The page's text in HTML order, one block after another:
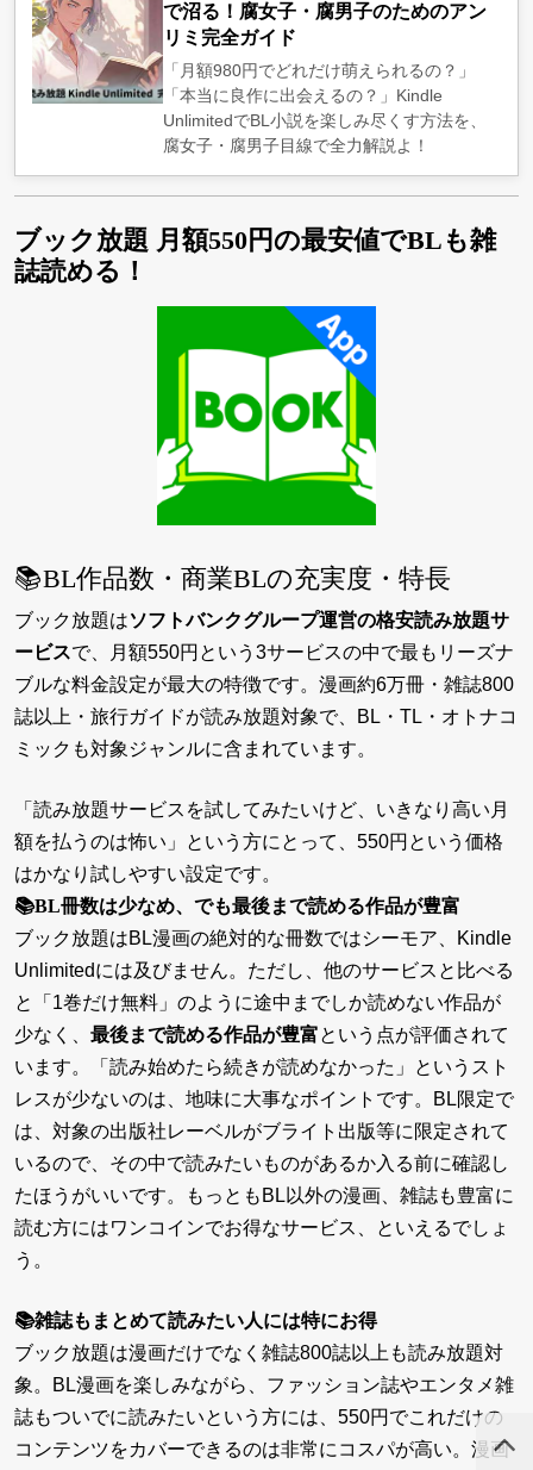
で沼る！腐女子・腐男子のためのアン
リミ完全ガイド
「月額980円でどれだけ萌えられるの？」
「本当に良作に出会えるの？」Kindle
UnlimitedでBL小説を楽しみ尽くす方法を、
腐女子・腐男子目線で全力解説よ！
ブック放題 月額550円の最安値でBLも雑
誌読める！
📚BL作品数・商業BLの充実度・特長
ブック放題はソフトバンクグループ運営の格安読み放題サ
ービスで、月額550円という3サービスの中で最もリーズナ
ブルな料金設定が最大の特徴です。漫画約6万冊・雑誌800
誌以上・旅行ガイドが読み放題対象で、BL・TL・オトナコ
ミックも対象ジャンルに含まれています。
「読み放題サービスを試してみたいけど、いきなり高い月
額を払うのは怖い」という方にとって、550円という価格
はかなり試しやすい設定です。
📚BL冊数は少なめ、でも最後まで読める作品が豊富
ブック放題はBL漫画の絶対的な冊数ではシーモア、Kindle
Unlimitedには及びません。ただし、他のサービスと比べる
と「1巻だけ無料」のように途中までしか読めない作品が
少なく、 最後まで読める作品が豊富という点が評価されて
います。「読み始めたら続きが読めなかった」というスト
レスが少ないのは、地味に大事なポイントです。BL限定で
は、対象の出版社レーベルがブライト出版等に限定されて
いるので、その中で読みたいものがあるか入る前に確認し
たほうがいいです。もっともBL以外の漫画、雑誌も豊富に
読む方にはワンコインでお得なサービス、といえるでしょ
う。
📚雑誌もまとめて読みたい人には特にお得
ブック放題は漫画だけでなく雑誌800誌以上も読み放題対
象。BL漫画を楽しみながら、ファッション誌やエンタメ雑
誌もついでに読みたいという方には、550円でこれだけの
コンテンツをカバーできるのは非常にコスパが高い。漫画